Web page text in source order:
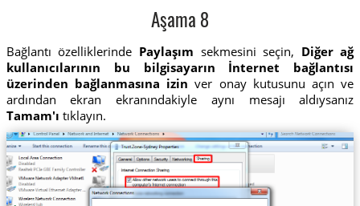
Aşama 8
Bağlantı özelliklerinde Paylaşım sekmesini seçin, Diğer ağ
kullanıcılarının bu bilgisayarın İnternet bağlantısı
üzerinden bağlanmasına izin ver onay kutusunu açın ve
ardından ekran ekranındakiyle aynı mesajı aldıysanız
Tamam'ı tıklayın.